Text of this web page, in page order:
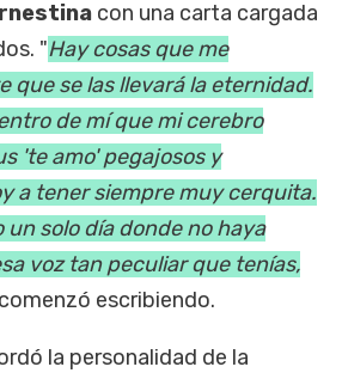
con una carta cargada
"Hay cosas que me
que se las llevará la eternidad.
de mí que mi cerebro
'te amo' pegajosos y
a tener siempre muy cerquita.
un solo día donde no haya
voz tan peculiar que tenías,
escribiendo.
la personalidad de la